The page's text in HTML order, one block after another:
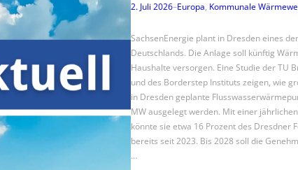
2. Juli 2026–Europa, Kommunale
SachsenEnergie plant in Dresden eines
Deutschlands. Die Anlage soll künftig
Haushalte versorgen. Eine Studie der TU
und des Borderstep Instituts zeigen, wie
in Dresden geplante
MW ausgelegt werden. Mit einer
könnte sie etwa 16 Prozent des Dresdner
bereits seit 2023. Bis 2028 soll die
…